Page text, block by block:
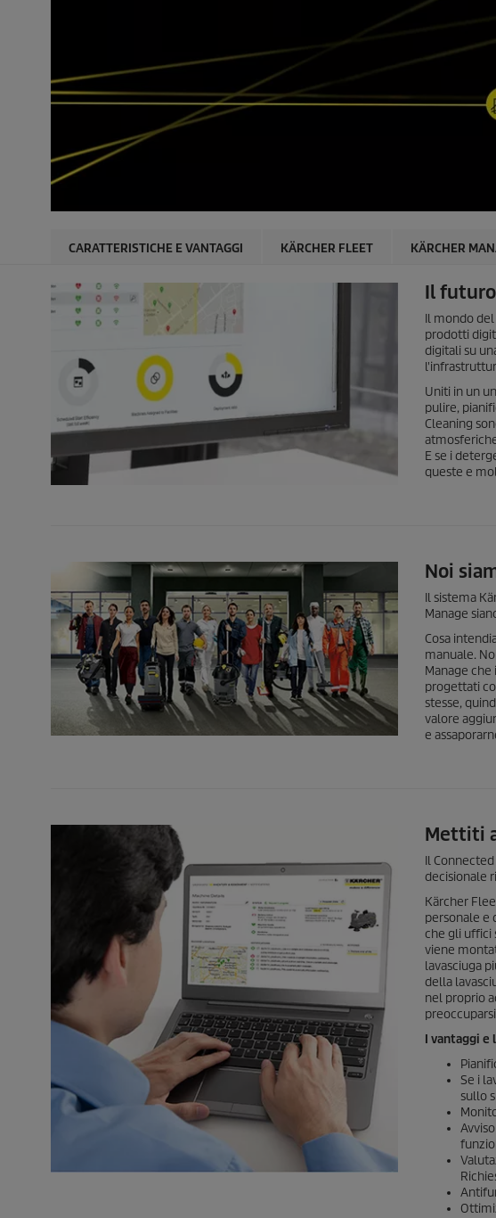
CARATTERISTICHE E VANTAGGI KÄRCHER FLEET KÄRCHER
Il
Il mondo
prodotti
digitali su
Uniti in un
pulire,
Cleaning
E se i
queste e
Noi
Il sistema
Manage
Cosa
manuale.
Manage
progettati
stesse,
valore
e
Mettiti
Il
decisionale
Kärcher
personale e
che gli uffici
viene
lavasciuga
della
nel proprio
I vantaggi e
Se i
sullo